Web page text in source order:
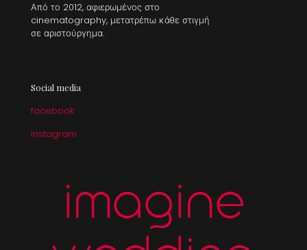
Από το 2012, αφιερωμένος στο
cinematography, μετατρέπω κάθε στιγμή
σε αριστούργημα.
Social media
facebook
instagram